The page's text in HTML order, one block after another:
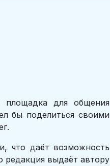
площадка для общения
бы поделиться своими
что даёт возможность
редакция выдаёт автору